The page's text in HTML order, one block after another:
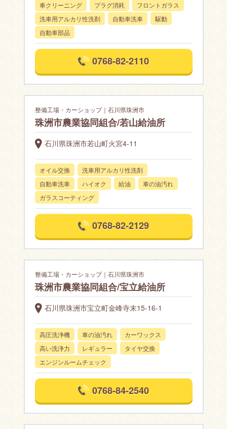
車クリーニング プラグ消耗
フロントガラス
洗車用アルカリ性洗剤
自動車洗車
駆動
自動車部品
0768-82-2110
整備工場・カーショップ｜石川県珠洲市
珠洲市農業協同組合/若山給油所
石川県珠洲市若山町火宮4-11
オイル交換
洗車用アルカリ性洗剤
自動車洗車
ハイオク 給油
車の油汚れ
ガラスコーティング
0768-82-2129
整備工場・カーショップ｜石川県珠洲市
珠洲市農業協同組合/宝立給油所
石川県珠洲市宝立町金峰寺末15-16-1
高圧洗浄機 車の油汚れ
カーワックス
高い洗浄力
レギュラー
タイヤ交換
エンジンルームチェック
0768-84-2540